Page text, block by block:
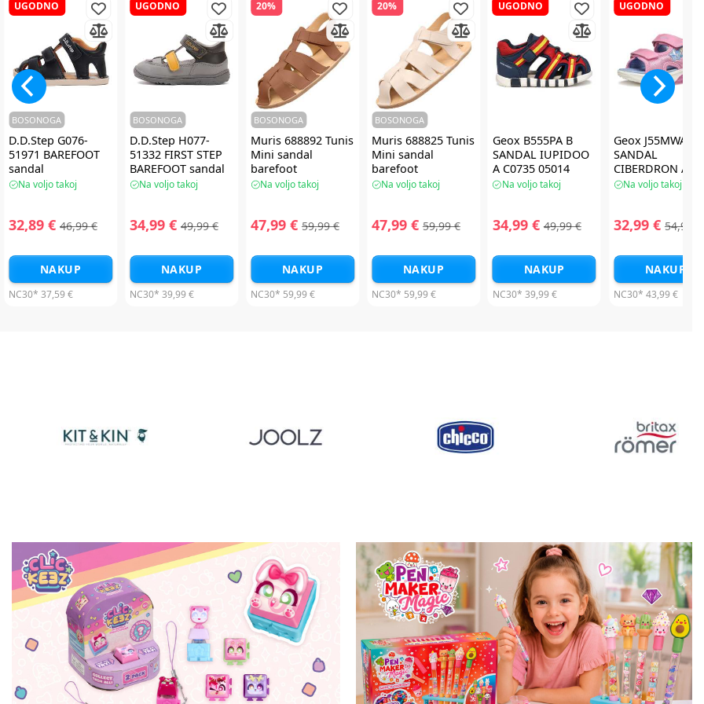
UGODNO
BOSONOGA
D.D.Step G076-
51971 BAREFOOT
sandal
Na voljo takoj
32,89 € 46,99 €
NAKUP
NC30* 37,59 €
UGODNO
BOSONOGA
D.D.Step H077-
51332 FIRST STEP
BAREFOOT sandal
Na voljo takoj
34,99 € 49,99 €
NAKUP
NC30* 39,99 €
20%
BOSONOGA
Muris 688892 Tunis
Mini sandal
barefoot
Na voljo takoj
47,99 € 59,99 €
NAKUP
NC30* 59,99 €
20%
BOSONOGA
Muris 688825 Tunis
Mini sandal
barefoot
Na voljo takoj
47,99 € 59,99 €
NAKUP
NC30* 59,99 €
UGODNO
Geox B555PA B
SANDAL IUPIDOO
A C0735 05014
sandal
Na voljo takoj
34,99 € 49,99 €
NAKUP
NC30* 39,99 €
UGODNO
Geox J55MWA J
SANDAL
CIBERDRON A
CE8E4 0ASKN
Na voljo takoj
32,99 € 54,99 €
NAKUP
NC30* 43,99 €